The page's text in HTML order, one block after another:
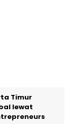
Timur
lewat